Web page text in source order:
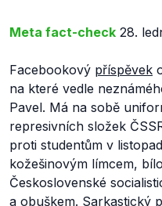
Meta fact-check 28.
Facebookový příspěvek
na které vedle
Pavel. Má na sobě
represivních složek
proti studentům v
kožešinovým límcem,
Československé
a obuškem. Sarkastický